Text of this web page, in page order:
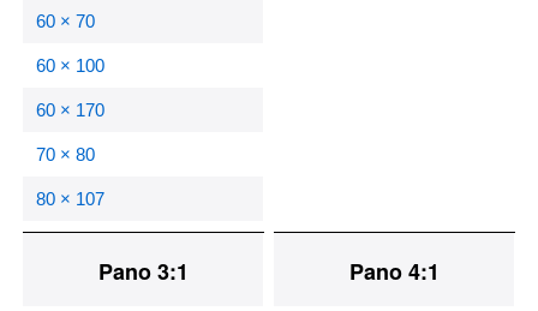
60 × 70
60 × 100
60 × 170
70 × 80
80 × 107
Pano 3:1 Pano 4:1